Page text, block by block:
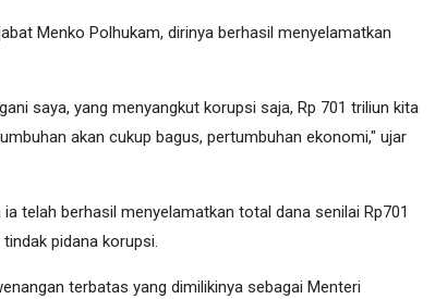
Menko Polhukam, dirinya berhasil menyelamatkan
saya, yang menyangkut korupsi saja, Rp 701 triliun kita
akan cukup bagus, pertumbuhan ekonomi," ujar
telah berhasil menyelamatkan total dana senilai Rp701
pidana korupsi.
terbatas yang dimilikinya sebagai Menteri